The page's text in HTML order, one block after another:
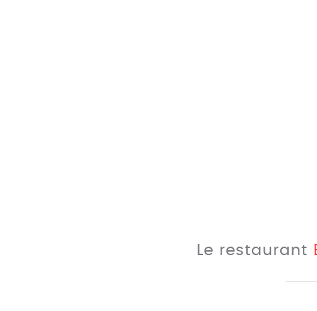
Le restaurant